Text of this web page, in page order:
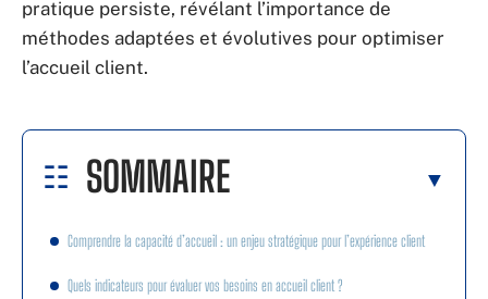
pratique persiste, révélant l’importance de
méthodes adaptées et évolutives pour optimiser
l’accueil client.
SOMMAIRE
Comprendre la capacité d’accueil : un enjeu stratégique pour l’expérience client
Quels indicateurs pour évaluer vos besoins en accueil client ?